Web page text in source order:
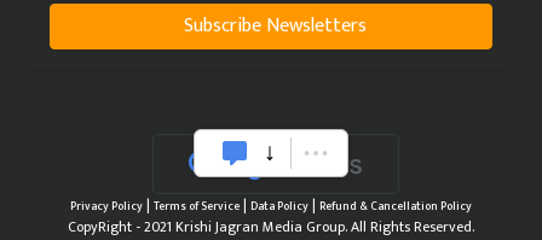
Subscribe Newsletters
Privacy Policy| Terms of Service| Data Policy| Refund & Cancellation Policy
CopyRight - 2021 Krishi Jagran Media Group. All Rights Reserved.